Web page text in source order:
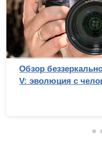
Обзор
V: эволюция с